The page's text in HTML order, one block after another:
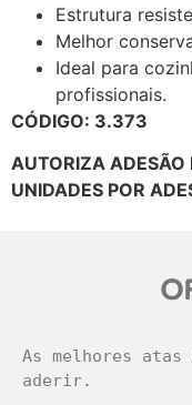
Estrutura
Melhor
Ideal para
profissionais.
CÓDIGO: 3.373
AUTORIZA
UNIDADES POR
As melhores
aderir.